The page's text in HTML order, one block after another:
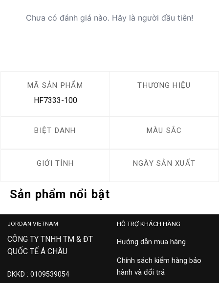
Chưa có đánh giá nào. Hãy là người đầu tiên!
MÃ SẢN PHẨM
HF7333-100
THƯƠNG HIỆU
BIỆT DANH MÀU SẮC
GIỚI TÍNH NGÀY SẢN XUẤT
Sản phẩm nổi bật
JORDAN VIETNAM
CÔNG TY TNHH TM & ĐT
QUỐC TẾ Á CHÂU
DKKD : 0109539054
HỖ TRỢ KHÁCH HÀNG
Hướng dẫn mua hàng
Chính sách kiểm hàng bảo
hành và đổi trả